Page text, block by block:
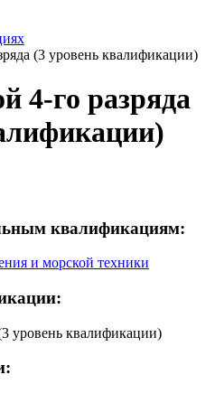
(3 уровень квалификации)
4-го разряда
квалификациям:
и морской техники
уровень квалификации)